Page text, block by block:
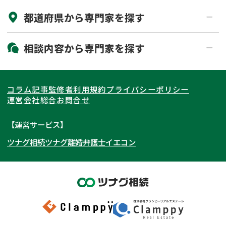
初回相談無料
土日祝の相談可能
都道府県から専門家を探す
北海道・東北
北海道 青森県
岩手県 宮城県
秋田県
福島県
関東
東京都 神奈川県
埼玉県
茨城県 群馬県
東海
愛知県
岐阜県 山梨県
関西
大阪府 京都府
奈良県
和歌山県
北陸・甲信越
石川県
富山県
岡山県
九州・沖縄
相談内容から専門家を探す
相続登記
遺産分割
相続手続き
家族信託
成年後見・任意後見
相続財産調査
不動産評価(相続不動産)
相続トラブル
コラム記事監修者利用規約プライバシーポリシー
運営会社総合お問合せ
【運営サービス】
ツナグ相続ツナグ離婚弁護士イエコン